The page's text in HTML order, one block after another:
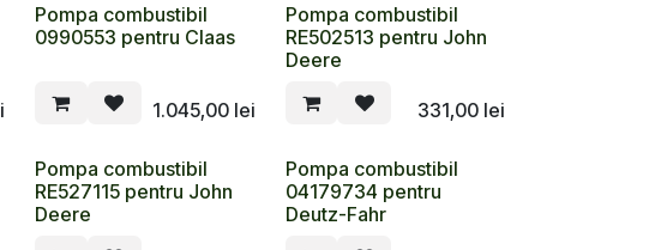
Pompa combustibil
0990553 pentru Claas
1.045,00lei
Pompa combustibil
RE502513 pentru John
Deere
331,00 lei
Pompa combustibil
RE527115 pentru John
Deere
Pompa combustibil
04179734 pentru
Deutz-Fahr